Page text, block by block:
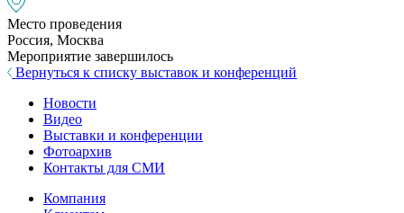
Место проведения
Россия, Москва
Мероприятие завершилось
Вернуться к списку выставок и конференций
Новости
Видео
Выставки и конференции
Фотоархив
Контакты для СМИ
Компания